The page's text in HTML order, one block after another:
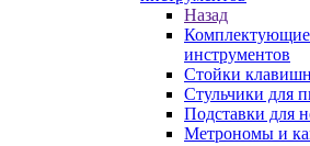
Назад
инструментов
Стойки
Стульчики для
Подставки для
Метрономы и